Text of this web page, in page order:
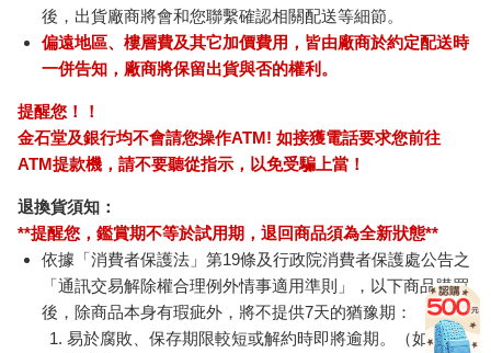
後，出貨廠商將會和您聯繫確認相關配送等細節。
偏遠地區、樓層費及其它加價費用，皆由廠商於約定配送時
一併告知，廠商將保留出貨與否的權利。
提醒您！！
金石堂及銀行均不會請您操作ATM! 如接獲電話要求您前往
ATM提款機，請不要聽從指示，以免受騙上當！
退換貨須知：
**提醒您，鑑賞期不等於試用期，退回商品須為全新狀態**
依據「消費者保護法」第19條及行政院消費者保護處公告之
「通訊交易解除權合理例外情事適用準則」，以下商品購買
後，除商品本身有瑕疵外，將不提供7天的猶豫期：
易於腐敗、保存期限較短或解約時即將逾期。（如：生